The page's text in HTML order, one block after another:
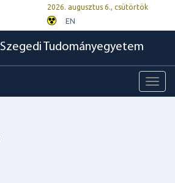
2026. augusztus 6., csütörtök
EN
Szegedi Tudományegyetem